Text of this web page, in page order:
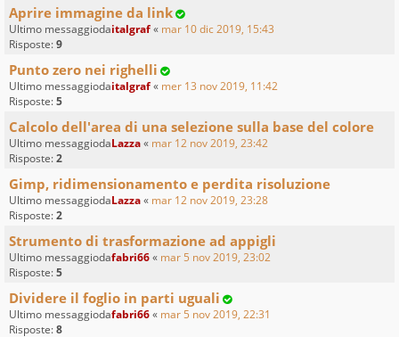
Aprire immagine da link
Ultimo messaggiodaitalgraf« mar 10 dic 2019, 15:43
Risposte:9
Punto zero nei righelli
Ultimo messaggiodaitalgraf« mer 13 nov 2019, 11:42
Risposte:5
Calcolo dell'area di una selezione sulla base del colore
Ultimo messaggiodaLazza« mar 12 nov 2019, 23:42
Risposte:2
Gimp, ridimensionamento e perdita risoluzione
Ultimo messaggiodaLazza« mar 12 nov 2019, 23:28
Risposte:2
Strumento di trasformazione ad appigli
Ultimo messaggiodafabri66« mar 5 nov 2019, 23:02
Risposte:5
Dividere il foglio in parti uguali
Ultimo messaggiodafabri66« mar 5 nov 2019, 22:31
Risposte:8